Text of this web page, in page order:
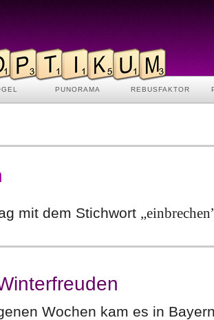
PUNORAMA REBUSFAKTOR
mit dem Stichwort
Wochen kam es in